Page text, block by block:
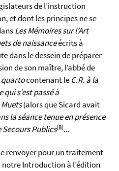
de l’instruction
et dont les principes ne se
Les Mémoires sur l’Art
de naissanceécrits à
dans le dessein de préparer
de son maître, l’abbé de
quartocontenant le C.R. à la
s’est passé à
(alors que Sicard avait
la séance tenue en présence
Publics[8]...
renvoyer pour un traitement
Introduction à l’édition